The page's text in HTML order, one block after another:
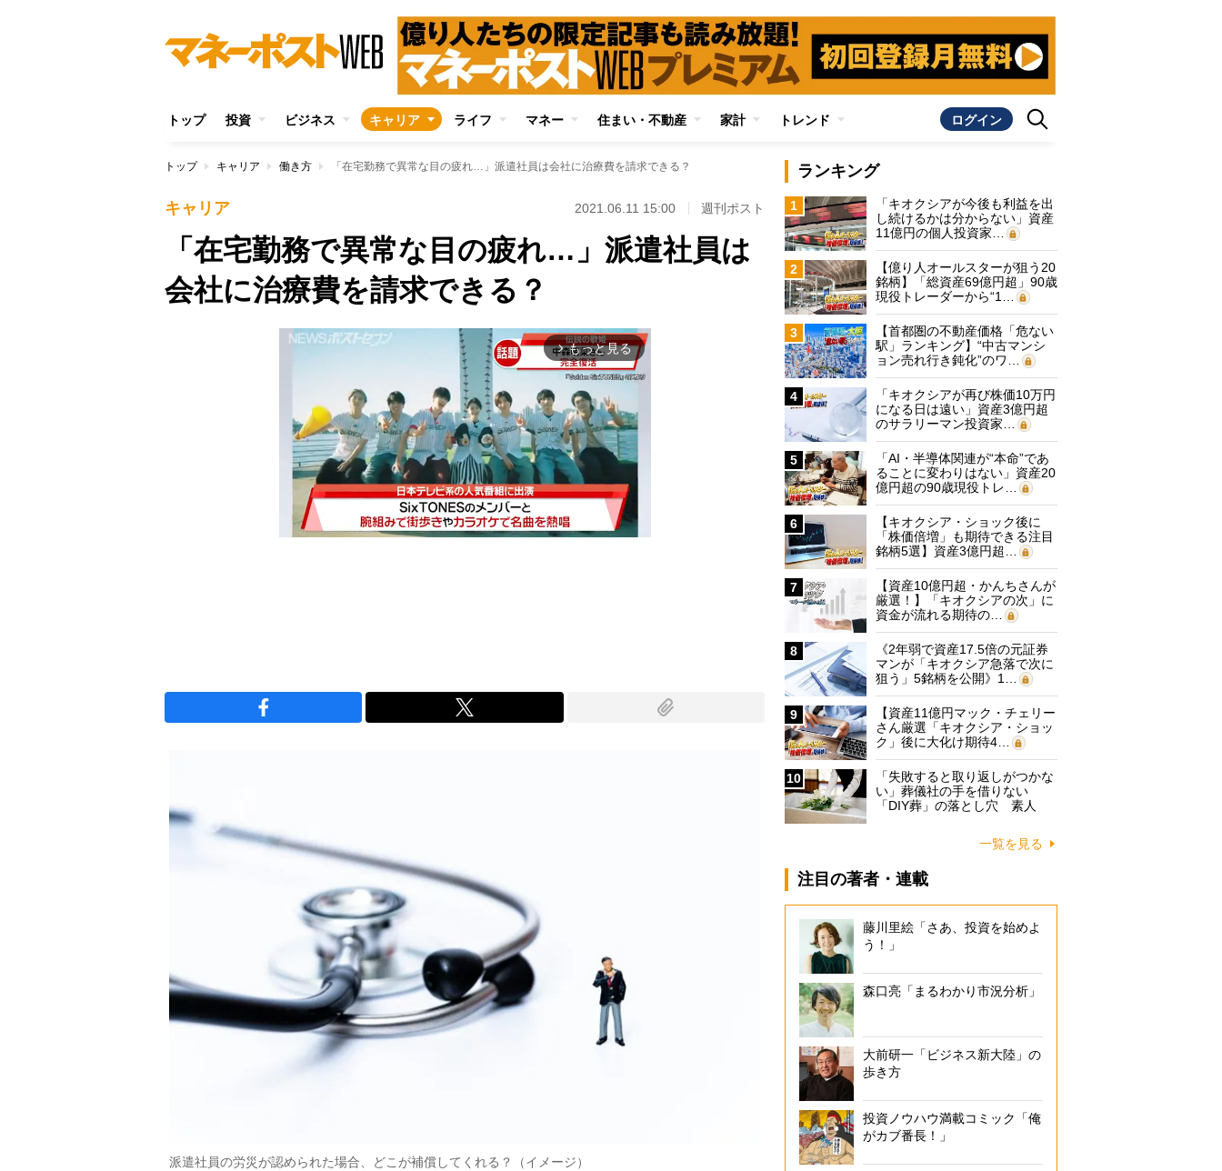
トップ 投資 ビジネス キャリア ライフ マネー 住まい・不動産 家計 トレンド ログイン
トップ キャリア 働き方 「在宅勤務で異常な目の疲れ…」派遣社員は会社に治療費を請求できる？
キャリア 2021.06.11 15:00 週刊ポスト
「在宅勤務で異常な目の疲れ…」派遣社員は
会社に治療費を請求できる？
arrow_forward_ios もっと見る
派遣社員の労災が認められた場合、どこが補償してくれる？（イメージ）
ランキング
1
「キオクシアが今後も利益を出
し続けるかは分からない」資産
11億円の個人投資家…
2
【億り人オールスターが狙う20
銘柄】「総資産69億円超」90歳
現役トレーダーから“1…
3
【首都圏の不動産価格「危ない
駅」ランキング】“中古マンシ
ョン売れ行き鈍化”のワ…
4
「キオクシアが再び株価10万円
になる日は遠い」資産3億円超
のサラリーマン投資家…
5
「AI・半導体関連が“本命”であ
ることに変わりはない」資産20
億円超の90歳現役トレ…
6
【キオクシア・ショック後に
「株価倍増」も期待できる注目
銘柄5選】資産3億円超…
7
【資産10億円超・かんちさんが
厳選！】「キオクシアの次」に
資金が流れる期待の…
8
《2年弱で資産17.5倍の元証券
マンが「キオクシア急落で次に
狙う」5銘柄を公開》1…
9
【資産11億円マック・チェリー
さん厳選「キオクシア・ショッ
ク」後に大化け期待4…
10
「失敗すると取り返しがつかな
い」葬儀社の手を借りない
「DIY葬」の落とし穴 素人
一覧を見る
注目の著者・連載
藤川里絵「さあ、投資を始めよ
う！」
森口亮「まるわかり市況分析」
大前研一「ビジネス新大陸」の
歩き方
投資ノウハウ満載コミック「俺
がカブ番長！」